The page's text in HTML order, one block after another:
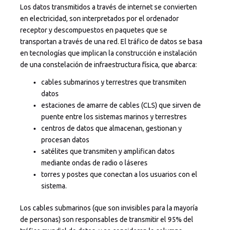
Los datos transmitidos a través de internet se convierten
en electricidad, son interpretados por el ordenador
receptor y descompuestos en paquetes que se
transportan a través de una red. El tráfico de datos se basa
en tecnologías que implican la construcción e instalación
de una constelación de infraestructura física, que abarca:
cables submarinos y terrestres que transmiten
datos
estaciones de amarre de cables (CLS) que sirven de
puente entre los sistemas marinos y terrestres
centros de datos que almacenan, gestionan y
procesan datos
satélites que transmiten y amplifican datos
mediante ondas de radio o láseres
torres y postes que conectan a los usuarios con el
sistema.
Los cables submarinos (que son invisibles para la mayoría
de personas) son responsables de transmitir el 95% del